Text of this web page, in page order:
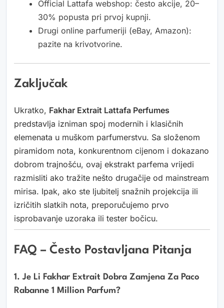
Official Lattafa webshop: često akcije, 20–
30% popusta pri prvoj kupnji.
Drugi online parfumeriji (eBay, Amazon):
pazite na krivotvorine.
Zaključak
Ukratko, Fakhar Extrait Lattafa Perfumes
predstavlja izniman spoj modernih i klasičnih
elemenata u muškom parfumerstvu. Sa složenom
piramidom nota, konkurentnom cijenom i dokazano
dobrom trajnošću, ovaj ekstrakt parfema vrijedi
razmisliti ako tražite nešto drugačije od mainstream
mirisa. Ipak, ako ste ljubitelj snažnih projekcija ili
izričitih slatkih nota, preporučujemo prvo
isprobavanje uzoraka ili tester bočicu.
FAQ – Često Postavljana Pitanja
1. Je Li Fakhar Extrait Dobra Zamjena Za Paco
Rabanne 1 Million Parfum?